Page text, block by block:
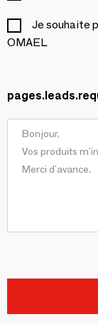
Je souhaite
OMAEL